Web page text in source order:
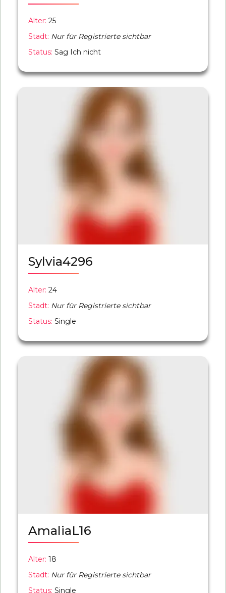
Alter: 25
Stadt: Nur für Registrierte sichtbar
Status: Sag Ich nicht
Sylvia4296
Alter: 24
Stadt: Nur für Registrierte sichtbar
Status: Single
AmaliaL16
Alter: 18
Stadt: Nur für Registrierte sichtbar
Status: Single